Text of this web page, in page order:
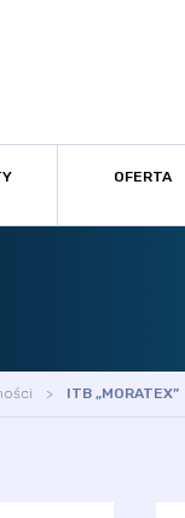
OFERTA
ITB „MORATEX”